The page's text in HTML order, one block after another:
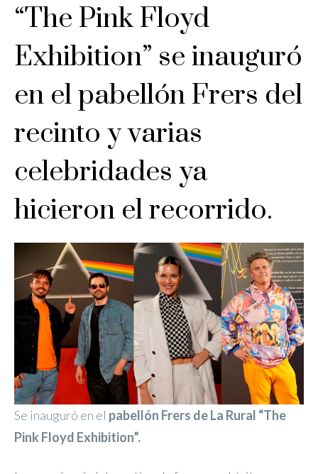
“The Pink Floyd
Exhibition” se inauguró
en el pabellón Frers del
recinto y varias
celebridades ya
hicieron el recorrido.
Se inauguró en el pabellón Frers de La Rural “The
Pink Floyd Exhibition”.